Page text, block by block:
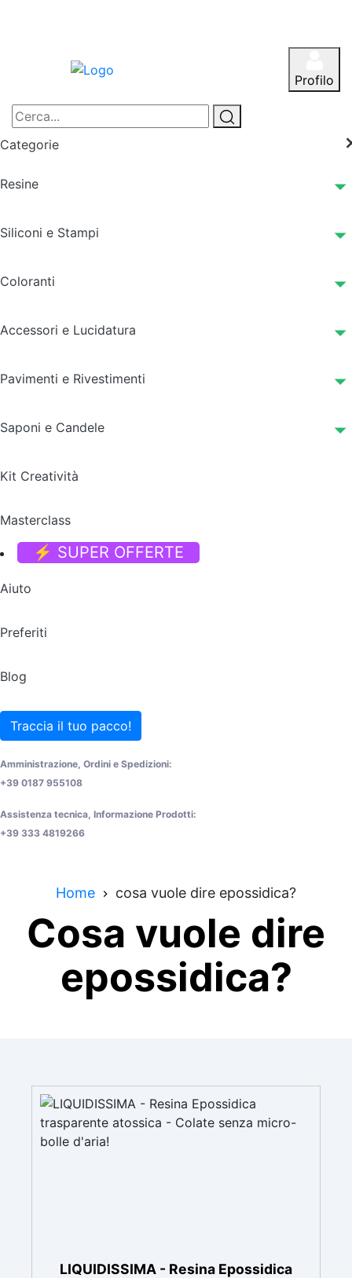
Profilo
Categorie
Resine
Siliconi e Stampi
Coloranti
Accessori e Lucidatura
Pavimenti e Rivestimenti
Saponi e Candele
Kit Creatività
Masterclass
⚡ SUPER OFFERTE
Aiuto
Preferiti
Blog
Traccia il tuo pacco!
Amministrazione, Ordini e Spedizioni:
+39 0187 955108
Assistenza tecnica, Informazione Prodotti:
+39 333 4819266
Home cosa vuole dire epossidica?
Cosa vuole dire
epossidica?
LIQUIDISSIMA - Resina Epossidica